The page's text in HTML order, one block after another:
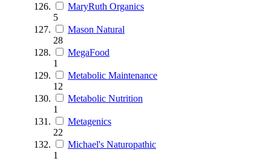
MaryRuth Organics
5
Mason Natural
28
MegaFood
1
Metabolic Maintenance
12
Metabolic Nutrition
1
Metagenics
22
Michael's Naturopathic
1